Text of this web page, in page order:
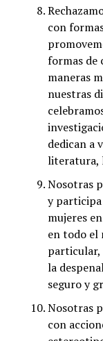
con
formas de
maneras
nuestras
dedican a
literatura,
Nosotras
y participa
mujeres
en todo el
particular,
la
seguro y
Nosotras
con